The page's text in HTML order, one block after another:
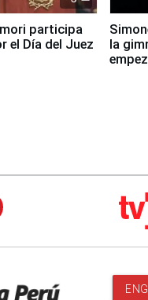
participa
el Día del Juez
la